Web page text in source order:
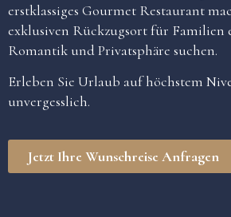
erstklassiges Gourmet Restaurant
exklusiven Rückzugsort für Familien
Romantik und Privatsphäre suchen.
Erleben Sie Urlaub auf höchstem
unvergesslich.
Jetzt Ihre Wunschreise Anfragen